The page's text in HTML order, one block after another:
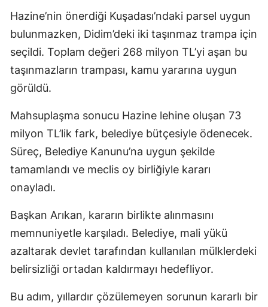
Hazine’nin önerdiği Kuşadası’ndaki parsel uygun
bulunmazken, Didim’deki iki taşınmaz trampa için
seçildi. Toplam değeri 268 milyon TL’yi aşan bu
taşınmazların trampası, kamu yararına uygun
görüldü.
Mahsuplaşma sonucu Hazine lehine oluşan 73
milyon TL’lik fark, belediye bütçesiyle ödenecek.
Süreç, Belediye Kanunu’na uygun şekilde
tamamlandı ve meclis oy birliğiyle kararı
onayladı.
Başkan Arıkan, kararın birlikte alınmasını
memnuniyetle karşıladı. Belediye, mali yükü
azaltarak devlet tarafından kullanılan mülklerdeki
belirsizliği ortadan kaldırmayı hedefliyor.
Bu adım, yıllardır çözülemeyen sorunun kararlı bir